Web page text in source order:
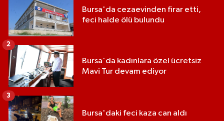
Bursa'da cezaevinden firar etti,
feci halde ölü bulundu
Bursa'da kadınlara özel ücretsiz
Mavi Tur devam ediyor
2
Bursa'daki feci kaza can aldı
3